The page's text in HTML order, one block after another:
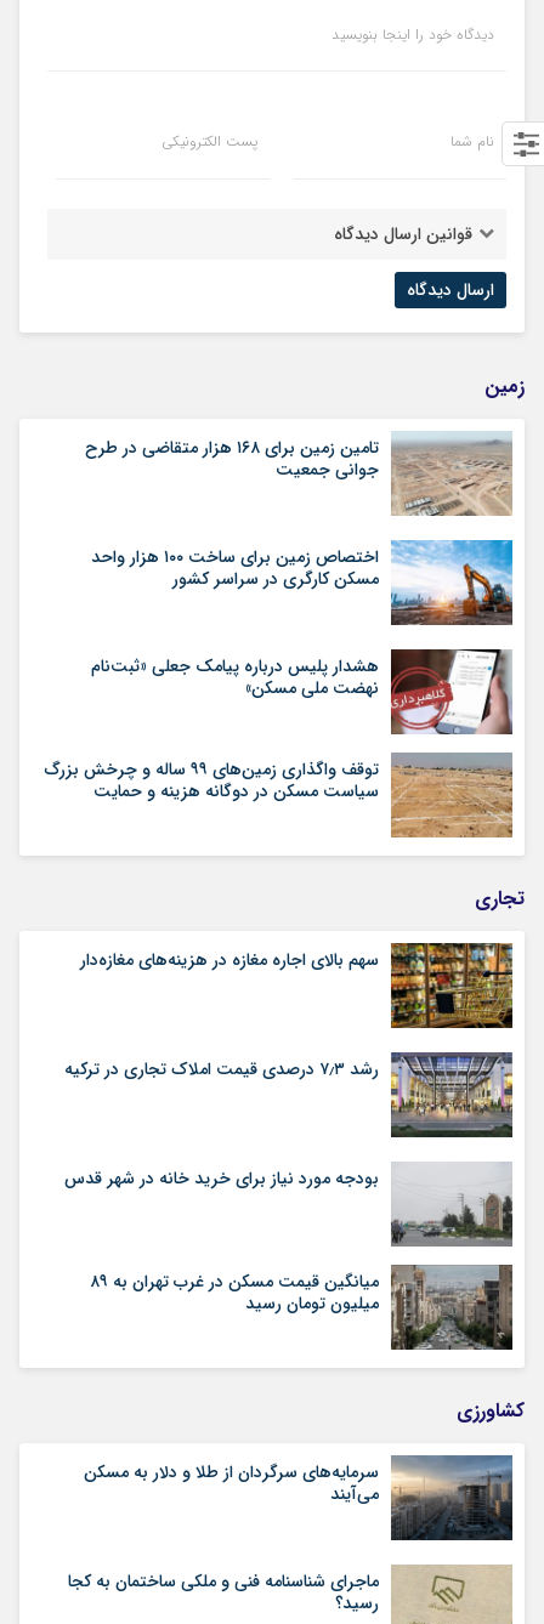
دیدگاه خود را اینجا بنویسید
نام شما پست الکترونیکی
قوانین ارسال دیدگاه
زمین
تامین زمین برای ۱۶۸ هزار متقاضی در طرح
جوانی جمعیت
اختصاص زمین برای ساخت ۱۰۰ هزار واحد
مسکن کارگری در سراسر کشور
هشدار پلیس درباره پیامک جعلی «ثبت‌نام
نهضت ملی مسکن»
توقف واگذاری زمین‌های ۹۹ ساله و چرخش بزرگ
سیاست مسکن در دوگانه هزینه و حمایت
تجاری
سهم بالای اجاره‌‌ مغازه در هزینه‌‌های مغازه‌‌دار
رشد ۷٫۳ درصدی قیمت‌ املاک تجاری در ترکیه
بودجه مورد نیاز برای خرید خانه در شهر قدس
میانگین قیمت مسکن در غرب تهران به ۸۹
میلیون تومان رسید
کشاورزی
سرمایه‌های سرگردان از طلا و دلار به مسکن
می‌آیند
ماجرای شناسنامه‌ فنی و ملکی ساختمان به کجا
رسید؟